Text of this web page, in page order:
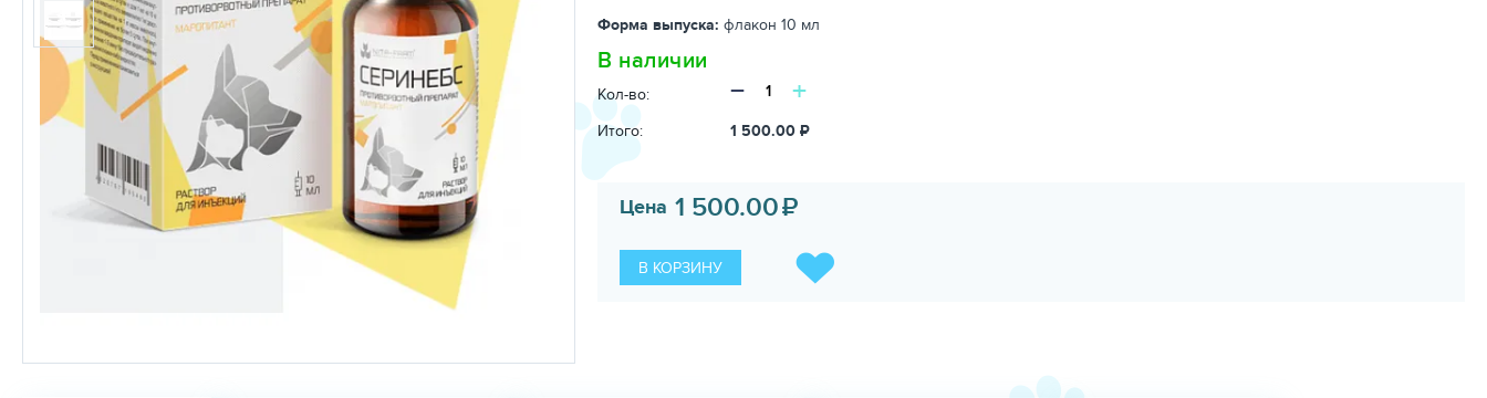
Форма выпуска: флакон 10 мл
В наличии
Кол-во: − +
Итого: 1 500.00 ₽
Цена 1 500.00₽
В КОРЗИНУ